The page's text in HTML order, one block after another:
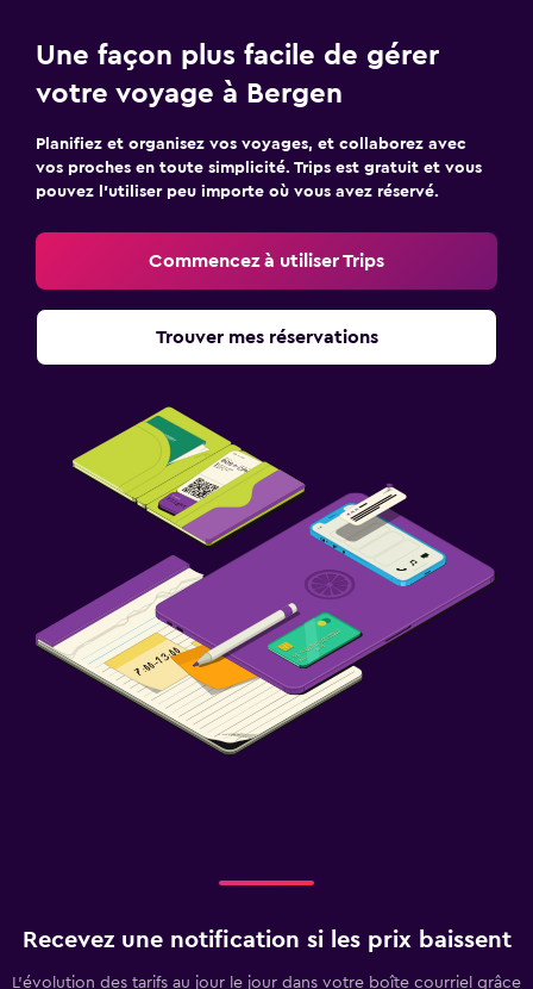
Une façon plus facile de gérer
votre voyage à Bergen
Planifiez et organisez vos voyages, et collaborez avec
vos proches en toute simplicité. Trips est gratuit et vous
pouvez l’utiliser peu importe où vous avez réservé.
Commencez à utiliser Trips
Trouver mes réservations
Recevez une notification si les prix baissent
L’évolution des tarifs au jour le jour dans votre boîte courriel grâce